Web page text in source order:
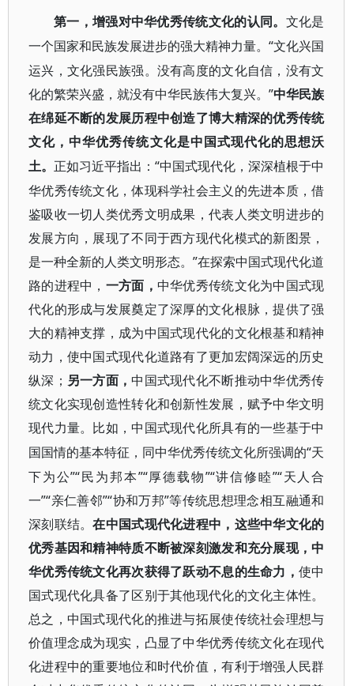
第一，增强对中华优秀传统文化的认同。 文化是
一个国家和民族发展进步的强大精神力量。“文化兴国
运兴，文化强民族强。没有高度的文化自信，没有文
化的繁荣兴盛，就没有中华民族伟大复兴。”中华民族
在绵延不断的发展历程中创造了博大精深的优秀传统
文化，中华优秀传统文化是中国式现代化的思想沃
土。 正如习近平指出：“中国式现代化，深深植根于中
华优秀传统文化，体现科学社会主义的先进本质，借
鉴吸收一切人类优秀文明成果，代表人类文明进步的
发展方向，展现了不同于西方现代化模式的新图景，
是一种全新的人类文明形态。”在探索中国式现代化道
路的进程中， 一方面， 中华优秀传统文化为中国式现
代化的形成与发展奠定了深厚的文化根脉，提供了强
大的精神支撑，成为中国式现代化的文化根基和精神
动力，使中国式现代化道路有了更加宏阔深远的历史
纵深； 另一方面，中国式现代化不断推动中华优秀传
统文化实现创造性转化和创新性发展，赋予中华文明
现代力量。比如，中国式现代化所具有的一些基于中
国国情的基本特征，同中华优秀传统文化所强调的“天
下为公”“民为邦本”“厚德载物”“讲信修睦”“天人合
一”“亲仁善邻”“协和万邦”等传统思想理念相互融通和
深刻联结。在中国式现代化进程中，这些中华文化的
优秀基因和精神特质不断被深刻激发和充分展现，中
华优秀传统文化再次获得了跃动不息的生命力， 使中
国式现代化具备了区别于其他现代化的文化主体性。
总之，中国式现代化的推进与拓展使传统社会理想与
价值理念成为现实，凸显了中华优秀传统文化在现代
化进程中的重要地位和时代价值，有利于增强人民群